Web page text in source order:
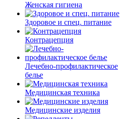
Женская гигиена
Здоровое и спец. питание
Контрацепция
Лечебно-профилактическое
белье
Медицинская техника
Медицинские изделия